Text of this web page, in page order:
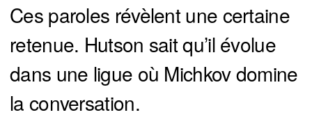
Ces paroles révèlent une certaine
retenue. Hutson sait qu’il évolue
dans une ligue où Michkov domine
la conversation.